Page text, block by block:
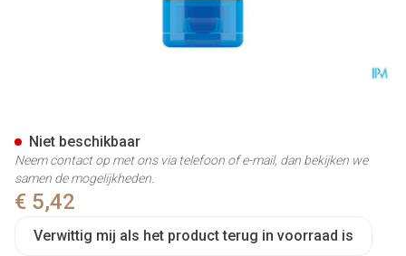
€ 5,42
Verwittig mij als het product terug in voorraad is
Niet beschikbaar
Neem contact op met ons via telefoon of e-mail, dan bekijken we
samen de mogelijkheden.